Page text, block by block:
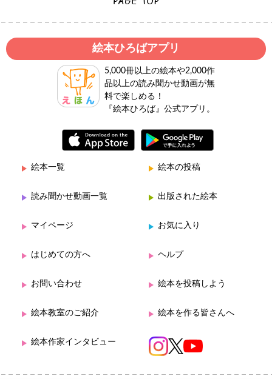
絵本ひろばアプリ
5,000冊以上の絵本や2,000作
品以上の読み聞かせ動画が無
料で楽しめる！
『絵本ひろば』公式アプリ。
絵本一覧 絵本の投稿
読み聞かせ動画一覧 出版された絵本
マイページ お気に入り
はじめての方へ ヘルプ
お問い合わせ 絵本を投稿しよう
絵本教室のご紹介 絵本を作る皆さんへ
絵本作家インタビュー